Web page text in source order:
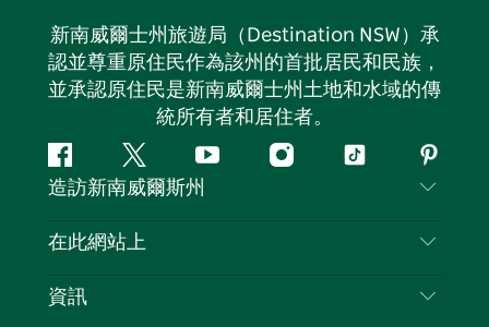
新南威爾士州旅遊局（Destination NSW）承
認並尊重原住民作為該州的首批居民和民族，
並承認原住民是新南威爾士州土地和水域的傳
統所有者和居住者。
Facebook嘰
嘰
喳
Youtube Instagram
抖
造訪新南威爾斯州
聯絡我們
隱私
在此網站上
目的地
資訊